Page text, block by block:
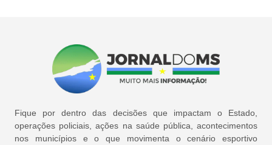
Fique por dentro das decisões que impactam o Estado,
operações policiais, ações na saúde pública, acontecimentos
nos municípios e o que movimenta o cenário esportivo